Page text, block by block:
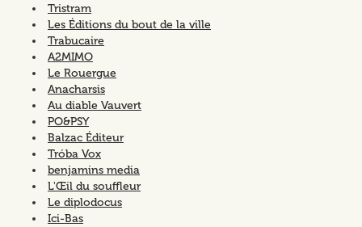
Tristram
Les Éditions du bout de la ville
Trabucaire
A2MIMO
Le Rouergue
Anacharsis
Au diable Vauvert
PO&PSY
Balzac Éditeur
Tróba Vox
benjamins media
L'Œil du souffleur
Le diplodocus
Ici-Bas